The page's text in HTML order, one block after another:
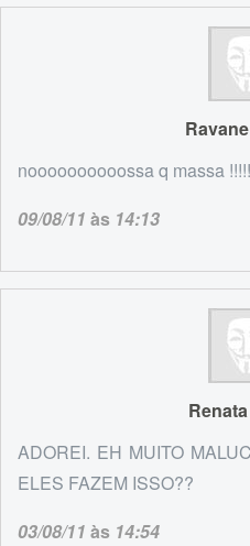
noooooooooossa q massa
09/08/11 às 14:13
ADOREI. EH MUITO
ELES FAZEM ISSO??
03/08/11 às 14:54